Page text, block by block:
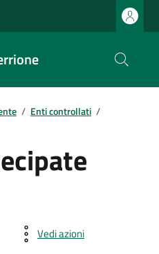
/ Enti controllati /
Vedi azioni